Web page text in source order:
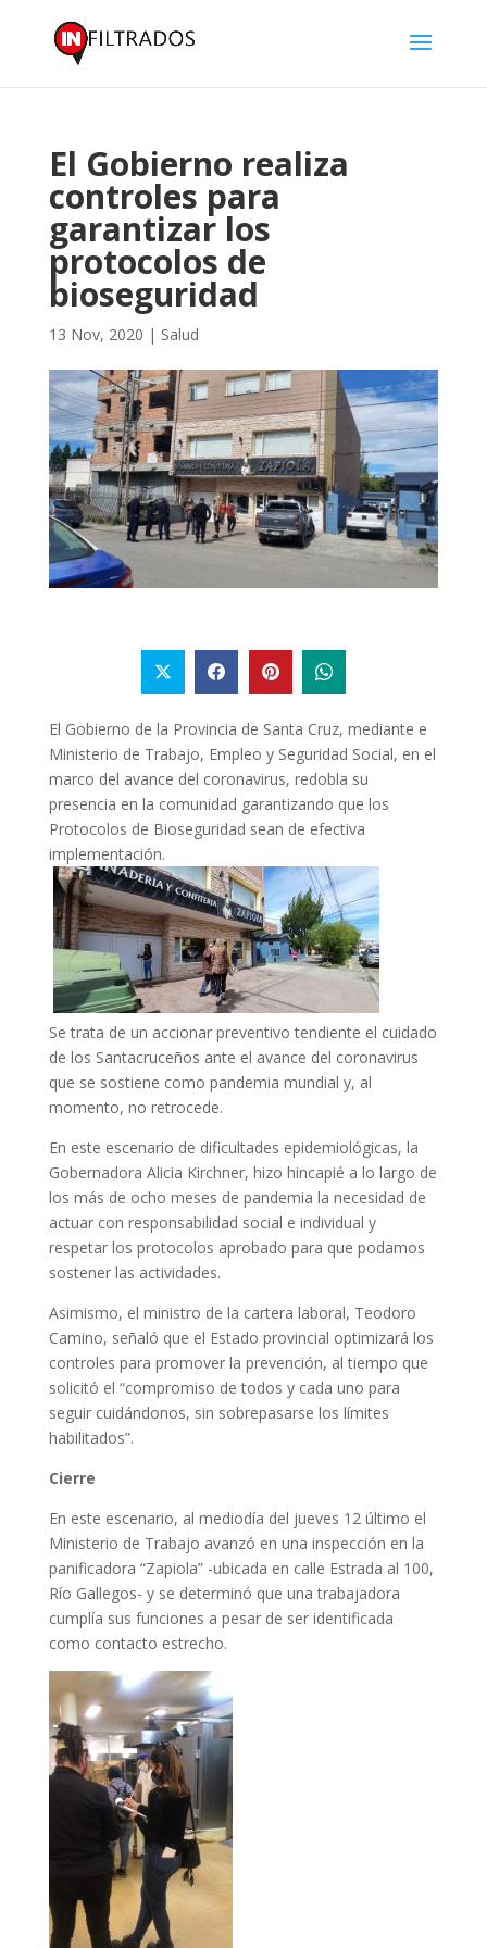
El Gobierno realiza
controles para
garantizar los
protocolos de
bioseguridad
13 Nov, 2020 | Salud
El Gobierno de la Provincia de Santa Cruz, mediante e
Ministerio de Trabajo, Empleo y Seguridad Social, en el
marco del avance del coronavirus, redobla su
presencia en la comunidad garantizando que los
Protocolos de Bioseguridad sean de efectiva
implementación.
Se trata de un accionar preventivo tendiente el cuidado
de los Santacruceños ante el avance del coronavirus
que se sostiene como pandemia mundial y, al
momento, no retrocede.
En este escenario de dificultades epidemiológicas, la
Gobernadora Alicia Kirchner, hizo hincapié a lo largo de
los más de ocho meses de pandemia la necesidad de
actuar con responsabilidad social e individual y
respetar los protocolos aprobado para que podamos
sostener las actividades.
Asimismo, el ministro de la cartera laboral, Teodoro
Camino, señaló que el Estado provincial optimizará los
controles para promover la prevención, al tiempo que
solicitó el “compromiso de todos y cada uno para
seguir cuidándonos, sin sobrepasarse los límites
habilitados”.
Cierre
En este escenario, al mediodía del jueves 12 último el
Ministerio de Trabajo avanzó en una inspección en la
panificadora “Zapiola” -ubicada en calle Estrada al 100,
Río Gallegos- y se determinó que una trabajadora
cumplía sus funciones a pesar de ser identificada
como contacto estrecho.